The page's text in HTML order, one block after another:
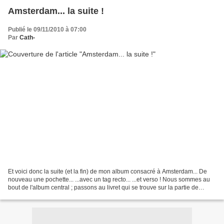
Amsterdam... la suite !
Publié le 09/11/2010 à 07:00
Par Cath-
Et voici donc la suite (et la fin) de mon album consacré à Amsterdam... De
nouveau une pochette... ...avec un tag recto... ...et verso ! Nous sommes au
bout de l'album central ; passons au livret qui se trouve sur la partie de